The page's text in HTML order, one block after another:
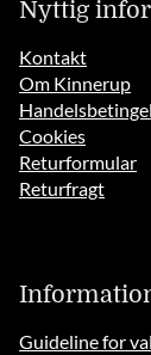
Nyttig
Kontakt
Om Kinnerup
Cookies
Returformular
Returfragt
Guideline for